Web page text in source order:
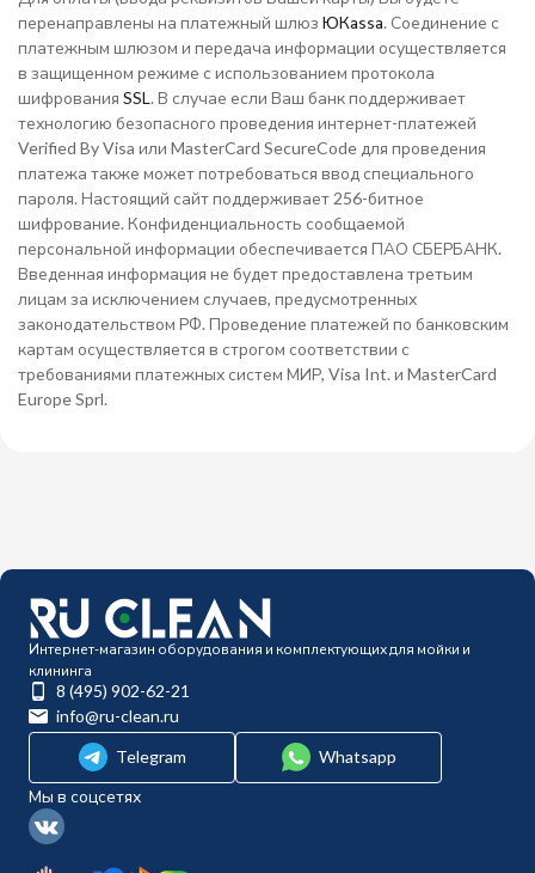
перенаправлены на платежный шлюз ЮКаssа. Соединение с
платежным шлюзом и передача информации осуществляется
в защищенном режиме с использованием протокола
шифрования SSL. В случае если Ваш банк поддерживает
технологию безопасного проведения интернет-платежей
Verified By Visa или MasterCard SecureCode для проведения
платежа также может потребоваться ввод специального
пароля. Настоящий сайт поддерживает 256-битное
шифрование. Конфиденциальность сообщаемой
персональной информации обеспечивается ПАО СБЕРБАНК.
Введенная информация не будет предоставлена третьим
лицам за исключением случаев, предусмотренных
законодательством РФ. Проведение платежей по банковским
картам осуществляется в строгом соответствии с
требованиями платежных систем МИР, Visa Int. и MasterCard
Europe Sprl.
Интернет-магазин оборудования и комплектующих для мойки и
клининга
8 (495) 902-62-21
info@ru-clean.ru
Telegram
Whatsapp
Мы в соцсетях